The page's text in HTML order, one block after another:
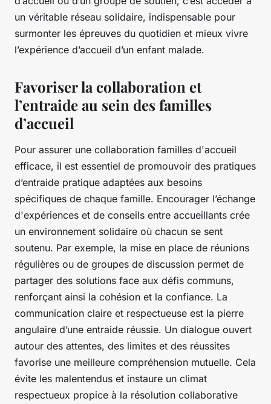
un véritable réseau solidaire, indispensable pour
surmonter les épreuves du quotidien et mieux vivre
l’expérience d’accueil d’un enfant malade.
Favoriser la collaboration et
l’entraide au sein des familles
d’accueil
Pour assurer une collaboration familles d'accueil
efficace, il est essentiel de promouvoir des pratiques
d’entraide pratique adaptées aux besoins
spécifiques de chaque famille. Encourager l’échange
d'expériences et de conseils entre accueillants crée
un environnement solidaire où chacun se sent
soutenu. Par exemple, la mise en place de réunions
régulières ou de groupes de discussion permet de
partager des solutions face aux défis communs,
renforçant ainsi la cohésion et la confiance. La
communication claire et respectueuse est la pierre
angulaire d’une entraide réussie. Un dialogue ouvert
autour des attentes, des limites et des réussites
favorise une meilleure compréhension mutuelle. Cela
évite les malentendus et instaure un climat
respectueux propice à la résolution collaborative